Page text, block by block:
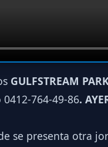
GULFSTREAM
764-49-86.
se presenta otra